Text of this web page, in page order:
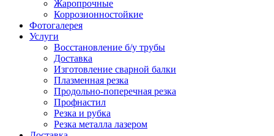
Жаропрочные
Коррозионностойкие
Фотогалерея
Услуги
Восстановление б/у трубы
Доставка
Изготовление сварной балки
Плазменная резка
Продольно-поперечная резка
Профнастил
Резка и рубка
Резка металла лазером